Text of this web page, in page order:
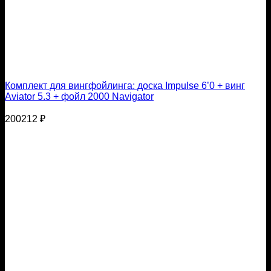
Комплект для вингфойлинга: доска Impulse 6’0 + винг
Aviator 5.3 + фойл 2000 Navigator
200212 ₽